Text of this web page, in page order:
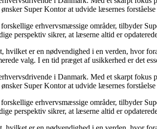
Super Kontor at udvide læsernes
erhvervsmæssige områder, tilbyder
perspektiv sikrer, at læserne altid er
er en nødvendighed i en verden, hvor
valg. I en tid præget af usikkerhed er det
i Danmark. Med et skarpt
Super Kontor at udvide læsernes
erhvervsmæssige områder, tilbyder
perspektiv sikrer, at læserne altid er